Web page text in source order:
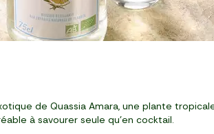
de Quassia Amara, une plante
à savourer seule qu'en cocktail.